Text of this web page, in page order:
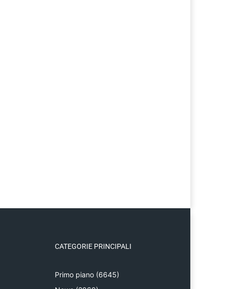
CATEGORIE PRINCIPALI
Primo piano (6645)